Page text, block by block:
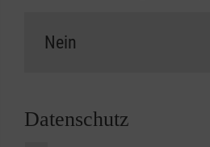
Datenschutz